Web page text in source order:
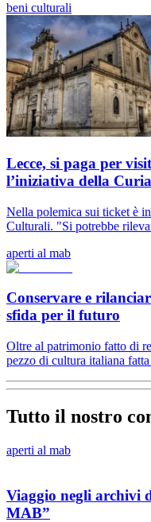
beni culturali
Lecce, si paga per
l’iniziativa della Curia
Nella polemica sui ticket è
Culturali. "Si potrebbe
aperti al mab
Conservare e
sfida per il futuro
Oltre al patrimonio fatto di
pezzo di cultura italiana
Tutto il nostro
aperti al mab
Viaggio negli archivi
MAB”